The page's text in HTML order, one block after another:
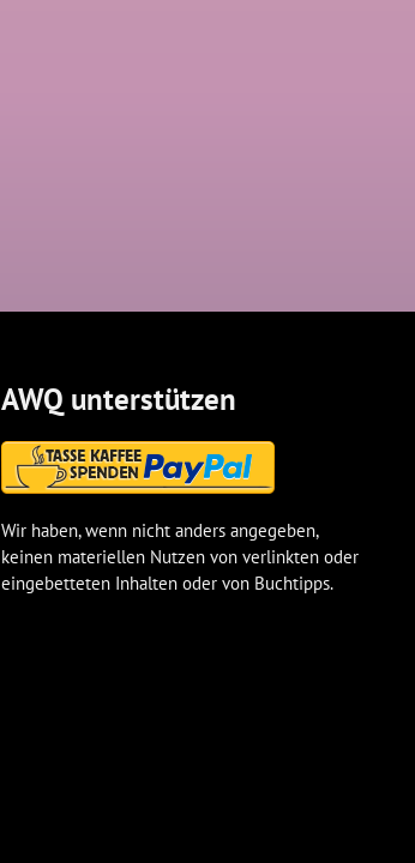
AWQ unterstützen
Wir haben, wenn nicht anders angegeben,
keinen materiellen Nutzen von verlinkten oder
eingebetteten Inhalten oder von Buchtipps.